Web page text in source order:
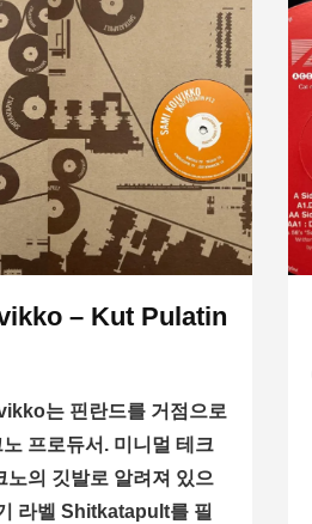
– Kut Pulatin
는 핀란드를 거점으로
프로듀서. 미니멀 테크
노의 깃발로 알려져 있으
라벨 Shitkatapult를 필